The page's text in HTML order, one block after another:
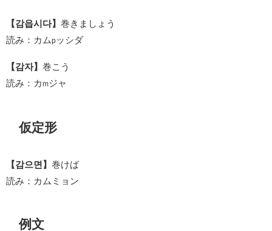
【감읍시다】 巻きましょう
読み：カムpッシダ
【감자】 巻こう
読み：カmジャ
仮定形
【감으면】 巻けば
読み：カムミョン
例文